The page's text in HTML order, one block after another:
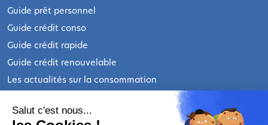
Guide prêt personnel
Guide crédit conso
Guide crédit rapide
Guide crédit renouvelable
Les actualités sur la consommation
INFORMATIONS LÉGALES
Salut c'est nous...